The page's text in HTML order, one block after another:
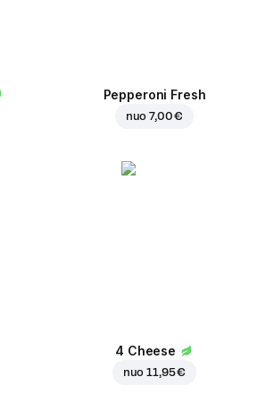
Pepperoni Fresh
nuo7,00 €
4 Cheese
nuo11,95 €